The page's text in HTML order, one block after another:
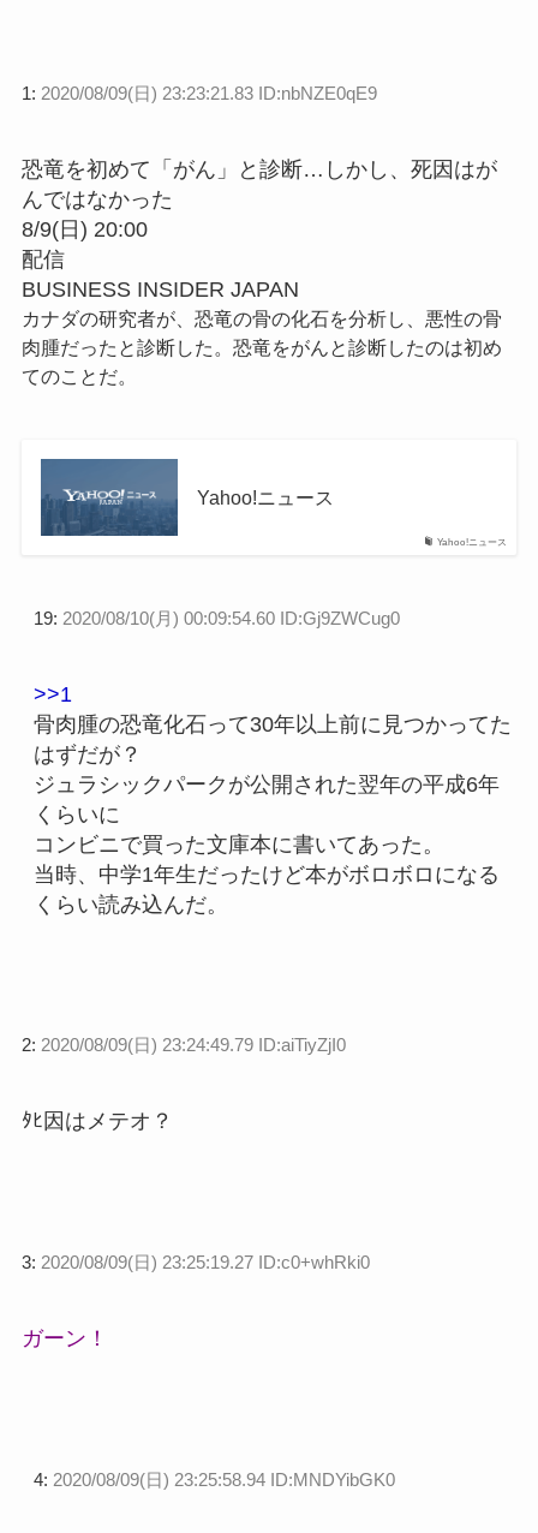
1: 2020/08/09(日) 23:23:21.83 ID:nbNZE0qE9
恐竜を初めて「がん」と診断…しかし、死因はが
んではなかった
8/9(日) 20:00
配信
BUSINESS INSIDER JAPAN
カナダの研究者が、恐竜の骨の化石を分析し、悪性の骨
肉腫だったと診断した。恐竜をがんと診断したのは初め
てのことだ。
Yahoo!ニュース
Yahoo!ニュース
19: 2020/08/10(月) 00:09:54.60 ID:Gj9ZWCug0
>>1
骨肉腫の恐竜化石って30年以上前に見つかってた
はずだが？
ジュラシックパークが公開された翌年の平成6年
くらいに
コンビニで買った文庫本に書いてあった。
当時、中学1年生だったけど本がボロボロになる
くらい読み込んだ。
2: 2020/08/09(日) 23:24:49.79 ID:aiTiyZjI0
ﾀﾋ因はメテオ？
3: 2020/08/09(日) 23:25:19.27 ID:c0+whRki0
ガーン！
4: 2020/08/09(日) 23:25:58.94 ID:MNDYibGK0